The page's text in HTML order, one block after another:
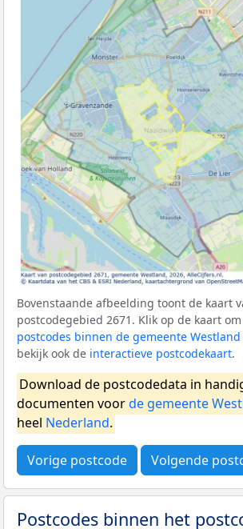
Bovenstaande afbeelding toont de kaart
postcodegebied 2671. Klik op de kaart
postcodes binnen de gemeente Westland
bekijk ook de interactieve postcodekaart.
Download de postcodedata in
documenten voorde gemeente
heel Nederland.
Vorige postcode Volgende
Postcodes binnen het